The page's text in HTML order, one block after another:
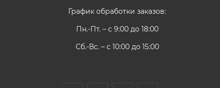
График обработки заказов:
Пн.-Пт. – с 9:00 до 18:00
Сб.-Вс. – с 10:00 до 15:00